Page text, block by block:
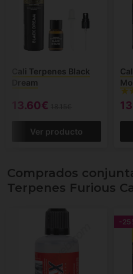
Cali Terpenes Black
Dream
13.60€
Ver producto
Comprados
Terpenes Furious
-